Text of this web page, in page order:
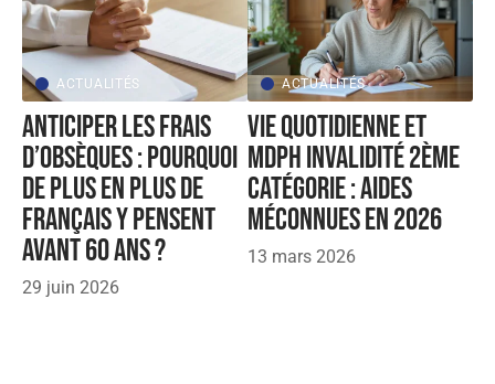
ACTUALITÉS
Anticiper les frais
d’obsèques : pourquoi
de plus en plus de
Français y pensent
avant 60 ans ?
29 juin 2026
ACTUALITÉS
Vie quotidienne et
mdph invalidité 2ème
catégorie : aides
méconnues en 2026
13 mars 2026